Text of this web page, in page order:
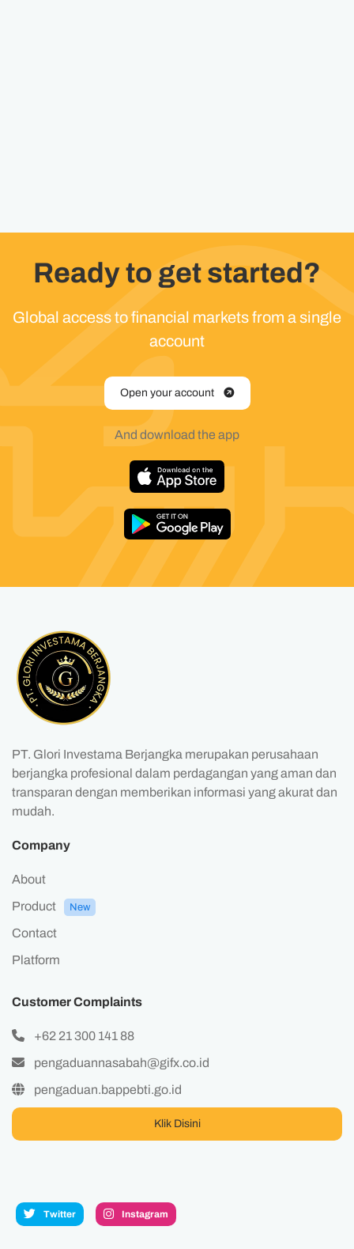
Ready to get started?
Global access to financial markets from a single
account
Open your account
And download the app
PT. Glori Investama Berjangka merupakan perusahaan
berjangka profesional dalam perdagangan yang aman dan
transparan dengan memberikan informasi yang akurat dan
mudah.
Company
About
Product
New
Contact
Platform
Customer Complaints
+62 21 300 141 88
pengaduannasabah@gifx.co.id
pengaduan.bappebti.go.id
Klik Disini
Twitter Instagram